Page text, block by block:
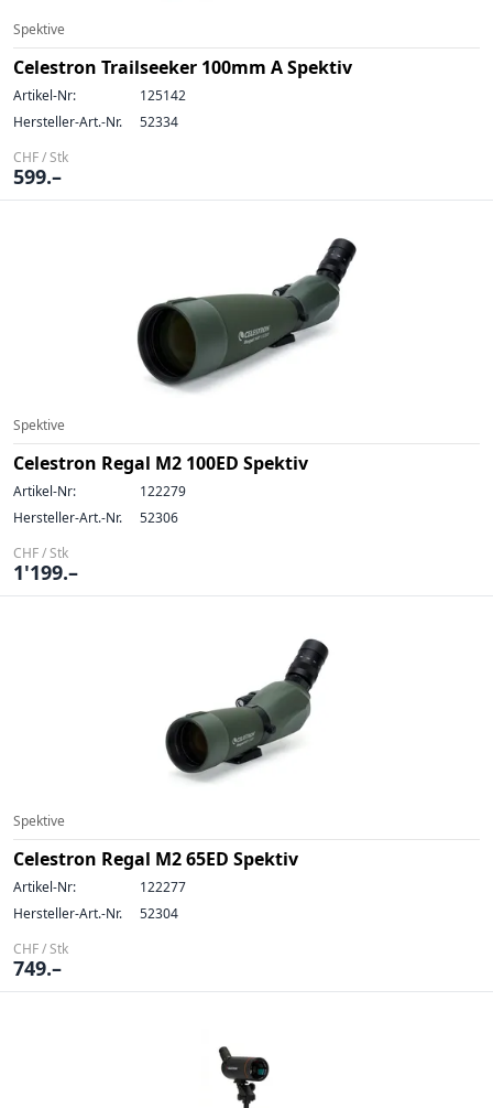
Spektive
Celestron Trailseeker 100mm A Spektiv
Artikel-Nr:
125142
Hersteller-Art.-Nr.
52334
CHF / Stk
599.–
Spektive
Celestron Regal M2 100ED Spektiv
Artikel-Nr:
122279
Hersteller-Art.-Nr.
52306
CHF / Stk
1'199.–
Spektive
Celestron Regal M2 65ED Spektiv
Artikel-Nr:
122277
Hersteller-Art.-Nr.
52304
CHF / Stk
749.–